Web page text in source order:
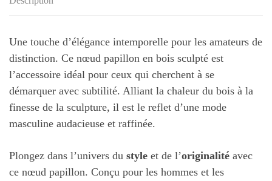
Une touche d’élégance intemporelle pour les amateurs de
distinction. Ce nœud papillon en bois sculpté est
l’accessoire idéal pour ceux qui cherchent à se
démarquer avec subtilité. Alliant la chaleur du bois à la
finesse de la sculpture, il est le reflet d’une mode
masculine audacieuse et raffinée.
Plongez dans l’univers du style et de l’originalité avec
ce nœud papillon. Conçu pour les hommes et les